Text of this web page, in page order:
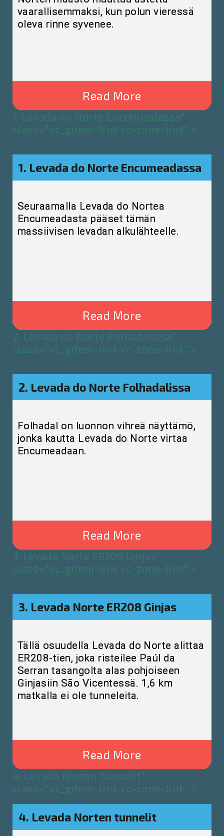
vaarallisemmaksi, kun polun vieressä
oleva rinne syvenee.
Read More
1. Levada do Norte Encumeadassa"
class="vc_gitem-link vc-zone-link" >
1. Levada do Norte Encumeadassa
Seuraamalla Levada do Nortea
Encumeadasta pääset tämän
massiivisen levadan alkulähteelle.
Read More
2. Levada do Norte Folhadalissa"
class="vc_gitem-link vc-zone-link" >
2. Levada do Norte Folhadalissa
Folhadal on luonnon vihreä näyttämö,
jonka kautta Levada do Norte virtaa
Encumeadaan.
Read More
3. Levada Norte ER208 Ginjas"
class="vc_gitem-link vc-zone-link" >
3. Levada Norte ER208 Ginjas
Tällä osuudella Levada do Norte alittaa
ER208-tien, joka risteilee Paúl da
Serran tasangolta alas pohjoiseen
Ginjasiin São Vicentessä. 1,6 km
matkalla ei ole tunneleita.
Read More
4. Levada Norten tunnelit"
class="vc_gitem-link vc-zone-link" >
4. Levada Norten tunnelit